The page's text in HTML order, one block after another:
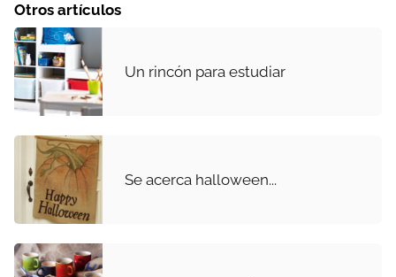
Otros artículos
Un rincón para estudiar
Se acerca halloween...